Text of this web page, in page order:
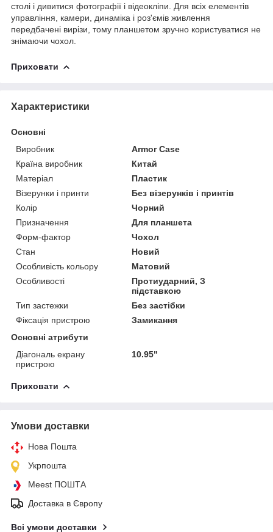
столі і дивитися фотографії і відеокліпи. Для всіх елементів
управління, камери, динаміка і роз'ємів живлення
передбачені вирізи, тому планшетом зручно користуватися не
знімаючи чохол.
Приховати
Характеристики
Основні
Виробник
Armor Case
Країна виробник
Китай
Матеріал
Пластик
Візерунки і принти
Без візерунків і принтів
Колір
Чорний
Призначення
Для планшета
Форм-фактор
Чохол
Стан
Новий
Особливість кольору
Матовий
Особливості
Протиударний, З
підставкою
Тип застежки
Без застібки
Фіксація пристрою
Замикання
Основні атрибути
Діагональ екрану
пристрою
10.95"
Приховати
Умови доставки
Нова Пошта
Укрпошта
Meest ПОШТА
Доставка в Європу
Всі умови доставки